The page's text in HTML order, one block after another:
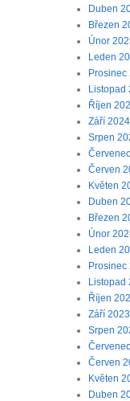
Duben
Březen
Únor
Leden
Prosinec
Listopad
Říjen
Září 2024
Srpen
Červen
Květen
Duben
Březen
Únor
Leden
Prosinec
Listopad
Říjen
Září 2023
Srpen
Červen
Květen
Duben